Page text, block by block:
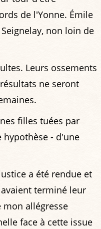
de l'Yonne. Émile
non loin de
Leurs ossements
ne seront
filles tuées par
hypothèse - d'une
a été rendue et
terminé leur
allégresse
face à cette issue